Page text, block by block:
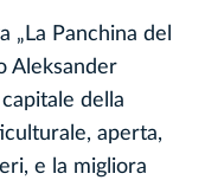
„La Panchina del
Aleksander
della
aperta,
e la migliora